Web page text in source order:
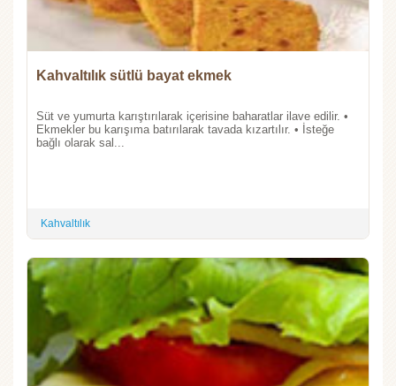
Kahvaltılık sütlü bayat ekmek
Süt ve yumurta karıştırılarak içerisine baharatlar ilave edilir. •
Ekmekler bu karışıma batırılarak tavada kızartılır. • İsteğe
bağlı olarak sal...
Kahvaltılık